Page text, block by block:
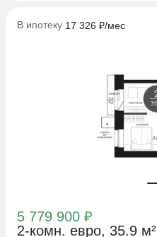
В ипотеку 17 326 ₽/мес
5 779 900 ₽
2-комн. евро, 35.9 м²